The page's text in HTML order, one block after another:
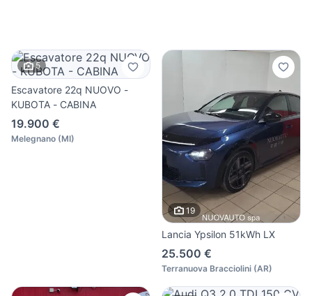
5
Escavatore 22q NUOVO -
KUBOTA - CABINA
19.900 €
Melegnano (MI)
19
Lancia Ypsilon 51kWh LX
25.500 €
Terranuova Bracciolini (AR)